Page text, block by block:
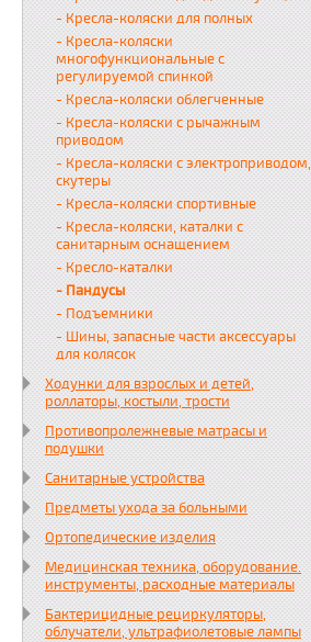
- Кресла-коляски для полных
- Кресла-коляски
многофункциональные с
регулируемой спинкой
- Кресла-коляски облегченные
- Кресла-коляски с рычажным
приводом
- Кресла-коляски с электроприводом,
скутеры
- Кресла-коляски спортивные
- Кресла-коляски, каталки с
санитарным оснащением
- Кресло-каталки
- Пандусы
- Подъемники
- Шины, запасные части аксессуары
для колясок
Ходунки для взрослых и детей,
роллаторы, костыли, трости
Противопролежневые матрасы и
подушки
Санитарные устройства
Предметы ухода за больными
Ортопедические изделия
Медицинская техника, оборудование.
инструменты, расходные материалы
Бактерицидные рециркуляторы,
облучатели, ультрафиолетовые лампы